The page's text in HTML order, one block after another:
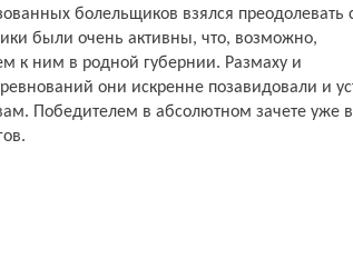
болельщиков взялся преодолевать
были очень активны, что, возможно,
к ним в родной губернии. Размаху и
они искренне позавидовали и
Победителем в абсолютном зачете уже в